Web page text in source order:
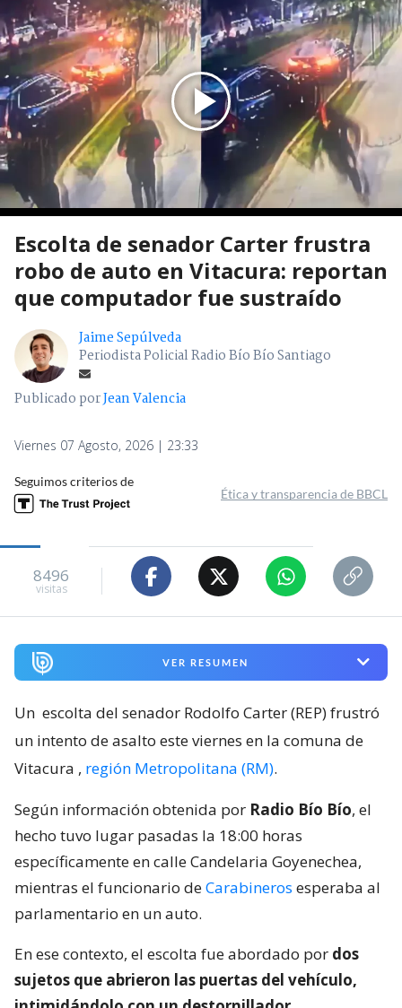
Escolta de senador Carter frustra
robo de auto en Vitacura: reportan
que computador fue sustraído
Jaime Sepúlveda
Periodista Policial Radio Bío Bío Santiago
Publicado porJean Valencia
Viernes 07 Agosto, 2026 | 23:33
Seguimos criterios de
Ética y transparencia de BBCL
8496
visitas
VER RESUMEN
Un escolta del senador Rodolfo Carter (REP) frustró
un intento de asalto este viernes en la comuna de
Vitacura , región Metropolitana (RM).
Según información obtenida por Radio Bío Bío, el
hecho tuvo lugar pasadas la 18:00 horas
específicamente en calle Candelaria Goyenechea,
mientras el funcionario deCarabineros esperaba al
parlamentario en un auto.
En ese contexto, el escolta fue abordado por dos
sujetos que abrieron las puertas del vehículo,